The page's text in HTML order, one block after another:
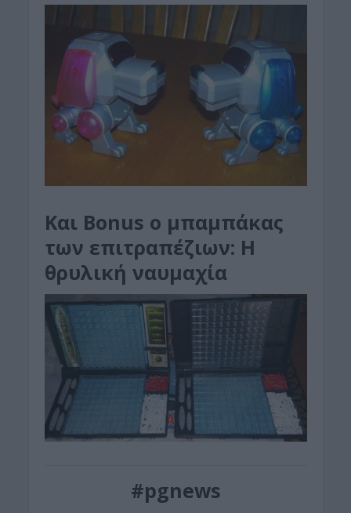
Και Bonus ο μπαμπάκας
των επιτραπέζιων: Η
θρυλική ναυμαχία
#pgnews